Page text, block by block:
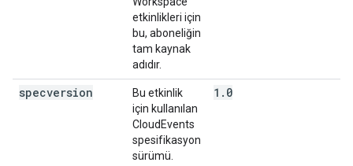
etkinlikleri için
bu, aboneliğin
tam kaynak
adıdır.
specversion
Bu etkinlik
için kullanılan
CloudEvents
spesifikasyon
sürümü.
1.0